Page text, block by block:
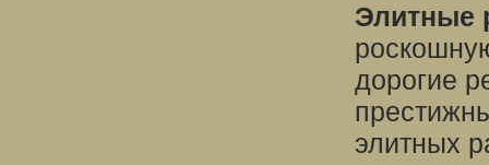
Элитные
дорогие
элитных